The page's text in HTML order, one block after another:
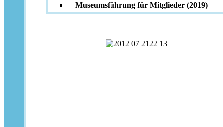
Museumsführung für Mitglieder (2019)